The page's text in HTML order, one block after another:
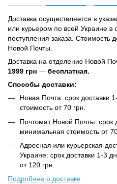
Доставка осуществляется в
или курьером по всей Украине в
поступления заказа. Стоимость
Новой Почты.
Доставка на отделение Новой
1999 грн — бесплатная.
Способы доставки:
Новая Почта: срок доставки
стоимость от 70 грн.
Почтомат Новой Почты: срок
минимальная стоимость от 70
Адресная или курьерская
Украине: срок доставки 1-3
от 120 грн.
Подробнее о доставке